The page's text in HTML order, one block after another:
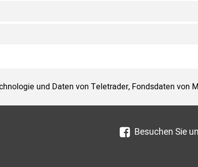
und Daten von Teletrader, Fondsdaten von
Besuchen Sie